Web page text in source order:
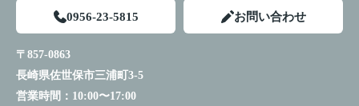
0956-23-5815 お問い合わせ
〒857-0863
長崎県佐世保市三浦町3-5
営業時間： 10:00〜17:00